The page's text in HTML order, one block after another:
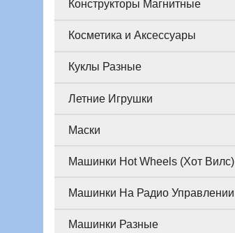
Конструкторы Магнитные
Косметика и Аксессуары
Куклы Разные
Летние Игрушки
Маски
Машинки Hot Wheels (Хот Вилс)
Машинки На Радио Управлении
Машинки Разные